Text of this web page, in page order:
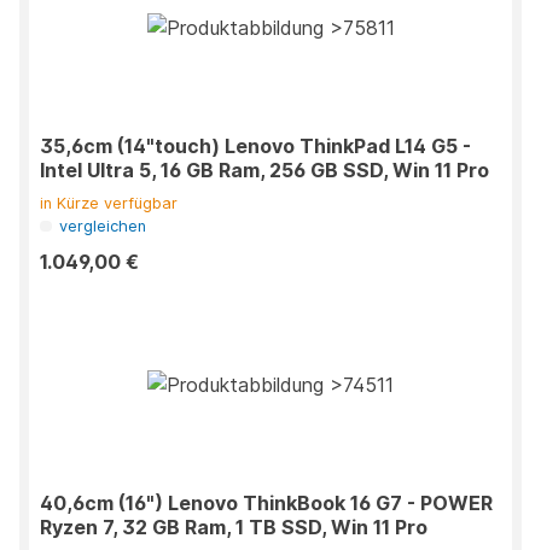
35,6cm (14"touch) Lenovo ThinkPad L14 G5 -
Intel Ultra 5, 16 GB Ram, 256 GB SSD, Win 11 Pro
in Kürze verfügbar
vergleichen
1.049,00 €
40,6cm (16") Lenovo ThinkBook 16 G7 - POWER
Ryzen 7, 32 GB Ram, 1 TB SSD, Win 11 Pro